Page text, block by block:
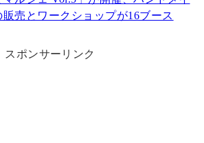
販売とワークショップが16ブース
スポンサーリンク